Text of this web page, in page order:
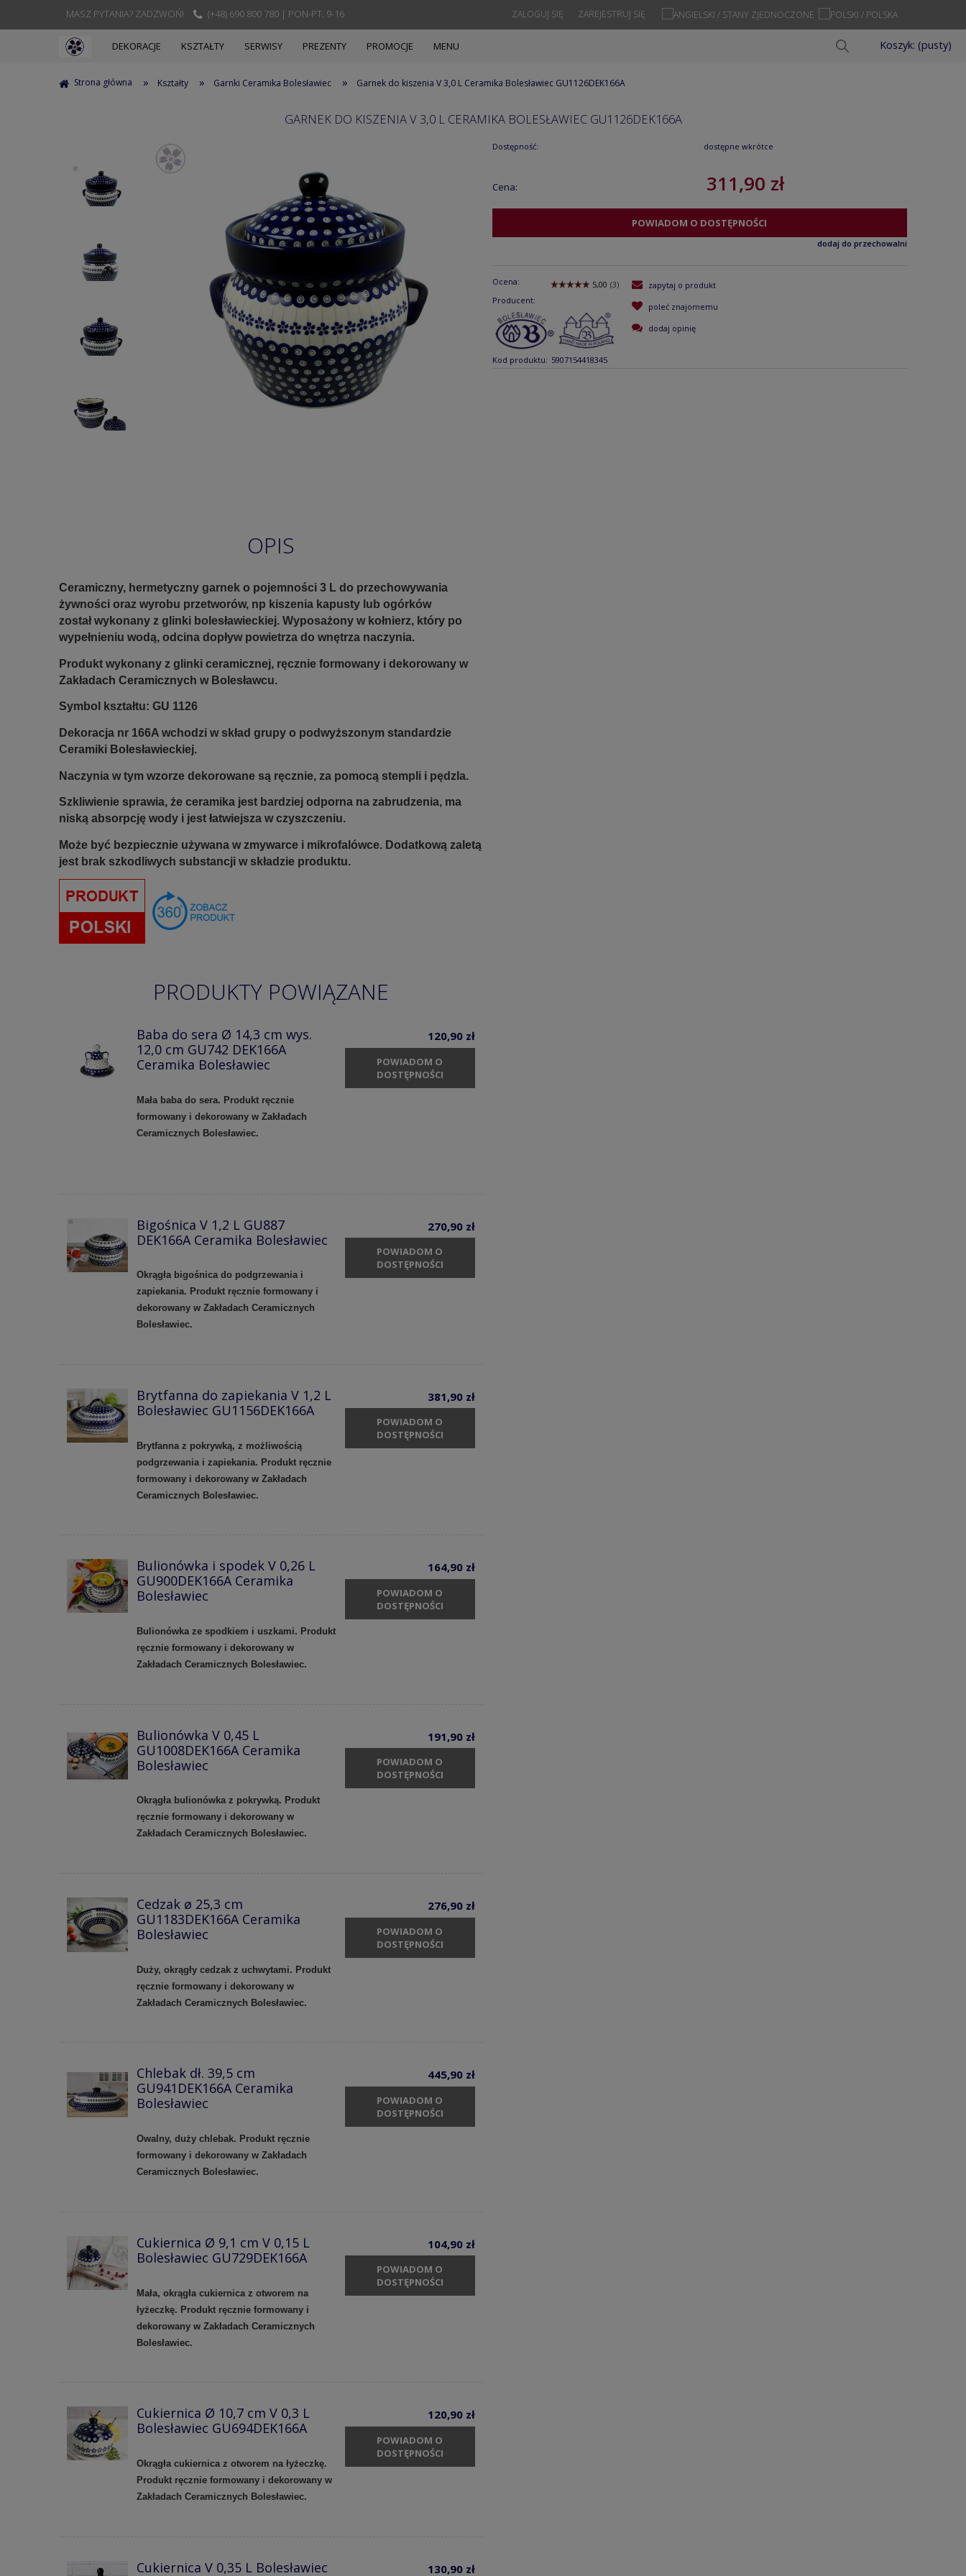
MASZ PYTANIA? ZADZWOŃ! (+48) 690 800 780 | PON-PT. 9-16 ZAREJESTRUJ SIĘ
ZALOGUJ SIĘ
Koszyk: (pusty)
DEKORACJE KSZTAŁTY SERWISY PREZENTY PROMOCJE MENU
Strona główna » Kształty » Garnki Ceramika Bolesławiec » Garnek do kiszenia V 3,0 L Ceramika Bolesławiec GU1126DEK166A
GARNEK DO KISZENIA V 3,0 L CERAMIKA BOLESŁAWIEC GU1126DEK166A
Dostępność: dostępne wkrótce
Cena: 311,90 zł
POWIADOM O DOSTĘPNOŚCI
dodaj do przechowalni
Ocena:
Producent:
Kod produktu: 5907154418345
zapytaj o produkt
poleć znajomemu
dodaj opinię
OPIS
Ceramiczny, hermetyczny garnek o pojemności 3 L do przechowywania
żywności oraz wyrobu przetworów, np kiszenia kapusty lub ogórków
został wykonany z glinki bolesławieckiej. Wyposażony w kołnierz, który po
wypełnieniu wodą, odcina dopływ powietrza do wnętrza naczynia.
Produkt wykonany z glinki ceramicznej, ręcznie formowany i dekorowany w
Zakładach Ceramicznych w Bolesławcu.
Symbol kształtu: GU 1126
Dekoracja nr 166A wchodzi w skład grupy o podwyższonym standardzie
Ceramiki Bolesławieckiej.
Naczynia w tym wzorze dekorowane są ręcznie, za pomocą stempli i pędzla.
Szkliwienie sprawia, że ceramika jest bardziej odporna na zabrudzenia, ma
niską absorpcję wody i jest łatwiejsza w czyszczeniu.
Może być bezpiecznie używana w zmywarce i mikrofalówce. Dodatkową zaletą
jest brak szkodliwych substancji w składzie produktu.
PRODUKTY POWIĄZANE
Baba do sera Ø 14,3 cm wys.
12,0 cm GU742 DEK166A
Ceramika Bolesławiec
Mała baba do sera. Produkt ręcznie
formowany i dekorowany w Zakładach
Ceramicznych Bolesławiec.
120,90 zł
POWIADOM O
DOSTĘPNOŚCI
Bigośnica V 1,2 L GU887
DEK166A Ceramika Bolesławiec
Okrągła bigośnica do podgrzewania i
zapiekania. Produkt ręcznie formowany i
dekorowany w Zakładach Ceramicznych
Bolesławiec.
270,90 zł
POWIADOM O
DOSTĘPNOŚCI
Brytfanna do zapiekania V 1,2 L
Bolesławiec GU1156DEK166A
Brytfanna z pokrywką, z możliwością
podgrzewania i zapiekania. Produkt ręcznie
formowany i dekorowany w Zakładach
Ceramicznych Bolesławiec.
381,90 zł
POWIADOM O
DOSTĘPNOŚCI
Bulionówka i spodek V 0,26 L
GU900DEK166A Ceramika
Bolesławiec
Bulionówka ze spodkiem i uszkami. Produkt
ręcznie formowany i dekorowany w
Zakładach Ceramicznych Bolesławiec.
164,90 zł
POWIADOM O
DOSTĘPNOŚCI
Bulionówka V 0,45 L
GU1008DEK166A Ceramika
Bolesławiec
Okrągła bulionówka z pokrywką. Produkt
ręcznie formowany i dekorowany w
Zakładach Ceramicznych Bolesławiec.
191,90 zł
POWIADOM O
DOSTĘPNOŚCI
Cedzak ø 25,3 cm
GU1183DEK166A Ceramika
Bolesławiec
Duży, okrągły cedzak z uchwytami. Produkt
ręcznie formowany i dekorowany w
Zakładach Ceramicznych Bolesławiec.
276,90 zł
POWIADOM O
DOSTĘPNOŚCI
Chlebak dł. 39,5 cm
GU941DEK166A Ceramika
Bolesławiec
Owalny, duży chlebak. Produkt ręcznie
formowany i dekorowany w Zakładach
Ceramicznych Bolesławiec.
445,90 zł
POWIADOM O
DOSTĘPNOŚCI
Cukiernica Ø 9,1 cm V 0,15 L
Bolesławiec GU729DEK166A
Mała, okrągła cukiernica z otworem na
łyżeczkę. Produkt ręcznie formowany i
dekorowany w Zakładach Ceramicznych
Bolesławiec.
104,90 zł
POWIADOM O
DOSTĘPNOŚCI
Cukiernica Ø 10,7 cm V 0,3 L
Bolesławiec GU694DEK166A
Okrągła cukiernica z otworem na łyżeczkę.
Produkt ręcznie formowany i dekorowany w
Zakładach Ceramicznych Bolesławiec.
120,90 zł
POWIADOM O
DOSTĘPNOŚCI
Cukiernica V 0,35 L Bolesławiec
130,90 zł